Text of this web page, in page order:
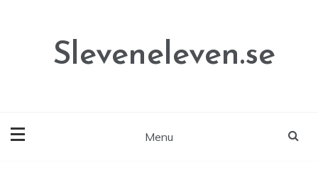
Sleveneleven.se
Menu